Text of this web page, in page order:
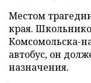
Местом
края.
Комсомольска-
автобус, он
назначения.